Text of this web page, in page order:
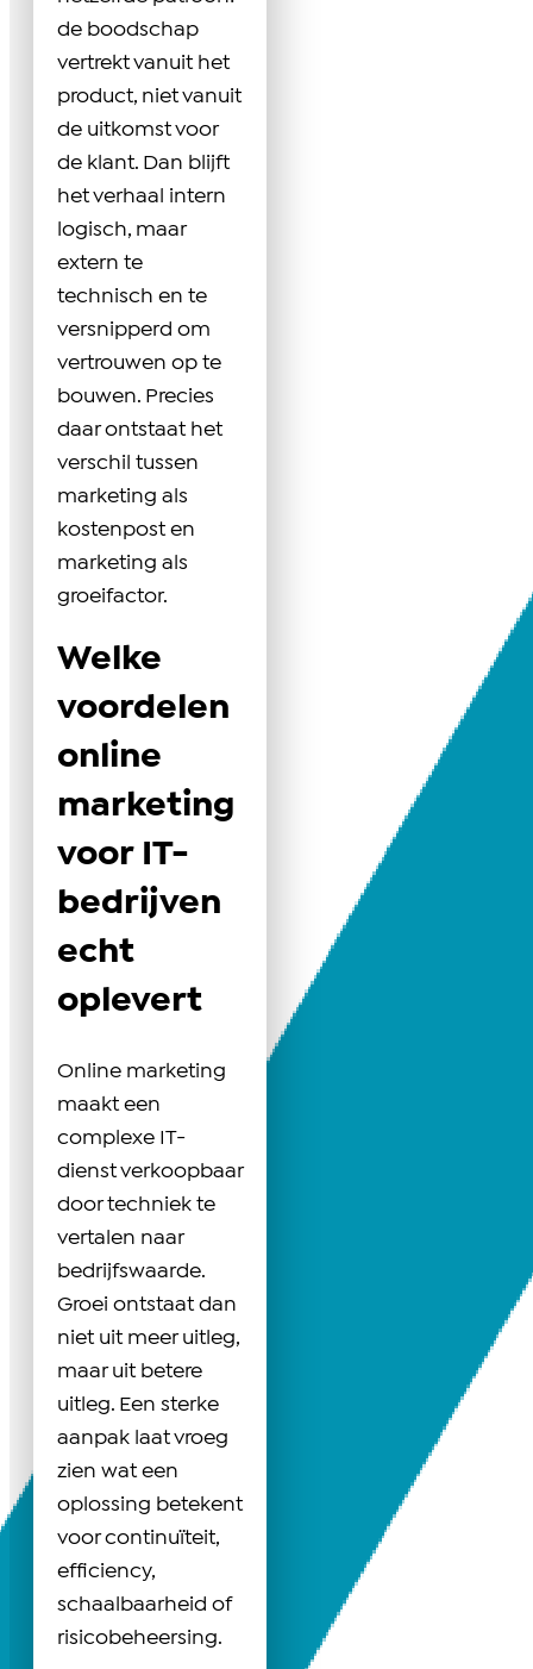
de boodschap
vertrekt vanuit het
product, niet vanuit
de uitkomst voor
de klant. Dan blijft
het verhaal intern
logisch, maar
extern te
technisch en te
versnipperd om
vertrouwen op te
bouwen. Precies
daar ontstaat het
verschil tussen
marketing als
kostenpost en
marketing als
groeifactor.
Welke
voordelen
online
marketing
voor IT-
bedrijven
echt
oplevert
Online marketing
maakt een
complexe IT-
dienst verkoopbaar
door techniek te
vertalen naar
bedrijfswaarde.
Groei ontstaat dan
niet uit meer uitleg,
maar uit betere
uitleg. Een sterke
aanpak laat vroeg
zien wat een
oplossing betekent
voor continuïteit,
efficiency,
schaalbaarheid of
risicobeheersing.